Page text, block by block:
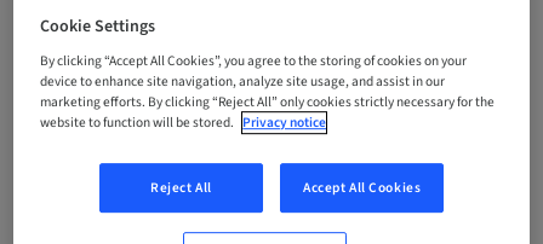
Course no.
Enjoy_Clinic_MasterC_Full_A_26
8 available
Cookie Settings
By clicking “Accept All Cookies”, you agree to the storing of cookies on your
device to enhance site navigation, analyze site usage, and assist in our
marketing efforts. By clicking “Reject All” only cookies strictly necessary for the
website to function will be stored. Privacy notice
Reject All Accept All Cookies